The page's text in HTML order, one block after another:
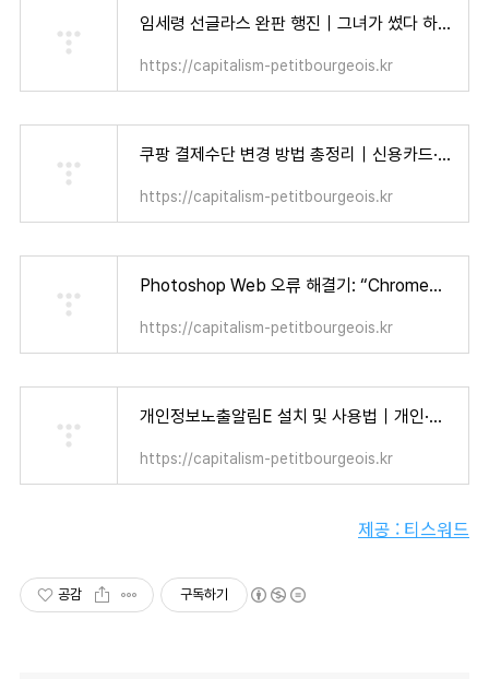
임세령 선글라스 완판 행진｜그녀가 썼다 하면 품절! 인기템 리스트 총정리 - 자본주의 소시민
https://capitalism-petitbourgeois.kr
쿠팡 결제수단 변경 방법 총정리｜신용카드·카카오페이·계좌이체까지 한 번에 설정! - 자본주의 소시민
https://capitalism-petitbourgeois.kr
Photoshop Web 오류 해결기: “Chrome에서는 사용 가능한 디스크 용량이 제한됩니다” 눈물겨운 사투 (+ 어도비 12개월 무료 혜택!) - 자본주의 소시민
https://capitalism-petitbourgeois.kr
개인정보노출알림E 설치 및 사용법｜개인·가족 모두가 알아야 할 보안 수칙 - 자본주의 소시민
https://capitalism-petitbourgeois.kr
제공 : 티스워드
공감 구독하기